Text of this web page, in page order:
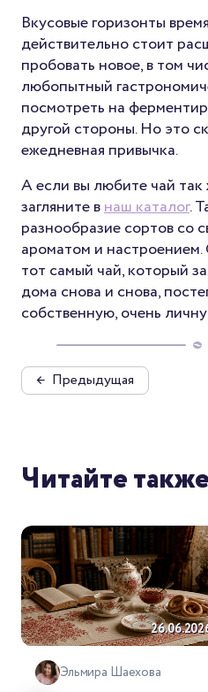
Вкусовые горизонты
действительно стоит
пробовать новое, в том
любопытный
посмотреть на
другой стороны. Но это
ежедневная привычка.
А если вы любите чай
загляните внаш каталог.
разнообразие сортов со
ароматом и
тот самый чай, который
дома снова и снова,
собственную, очень
← Предыдущая
Читайте также
Эльмира Шаехова